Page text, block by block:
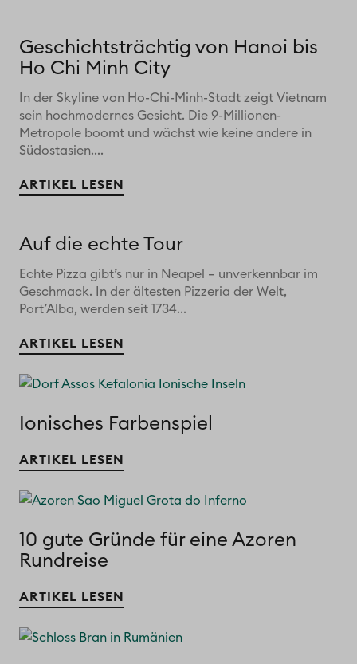
Geschichtsträchtig von Hanoi bis
Ho Chi Minh City
In der Skyline von Ho-Chi-Minh-Stadt zeigt Vietnam
sein hochmodernes Gesicht. Die 9-Millionen-
Metropole boomt und wächst wie keine andere in
Südostasien....
ARTIKEL LESEN
Auf die echte Tour
Echte Pizza gibt’s nur in Neapel – unverkennbar im
Geschmack. In der ältesten Pizzeria der Welt,
Port’Alba, werden seit 1734...
ARTIKEL LESEN
Ionisches Farbenspiel
ARTIKEL LESEN
10 gute Gründe für eine Azoren
Rundreise
ARTIKEL LESEN